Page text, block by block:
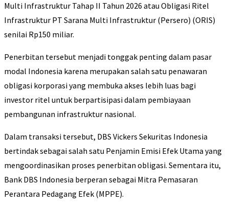
Multi Infrastruktur Tahap II Tahun 2026 atau Obligasi Ritel
Infrastruktur PT Sarana Multi Infrastruktur (Persero) (ORIS)
senilai Rp150 miliar.
Penerbitan tersebut menjadi tonggak penting dalam pasar
modal Indonesia karena merupakan salah satu penawaran
obligasi korporasi yang membuka akses lebih luas bagi
investor ritel untuk berpartisipasi dalam pembiayaan
pembangunan infrastruktur nasional.
Dalam transaksi tersebut, DBS Vickers Sekuritas Indonesia
bertindak sebagai salah satu Penjamin Emisi Efek Utama yang
mengoordinasikan proses penerbitan obligasi. Sementara itu,
Bank DBS Indonesia berperan sebagai Mitra Pemasaran
Perantara Pedagang Efek (MPPE).